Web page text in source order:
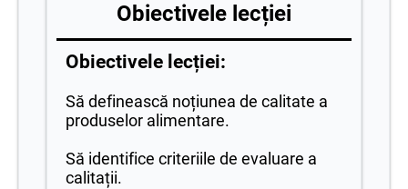
Obiectivele lecției
Obiectivele lecției:
Să definească noțiunea de calitate a
produselor alimentare.
Să identifice criteriile de evaluare a
calitații.